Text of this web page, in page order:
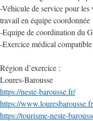
-Véhicule de service pour les
travail en équipe coordonnée
-Equipe de coordination du
-Exercice médical
Région d’exercice :
Loures-Barousse
https://neste-barousse.fr/
https://
https://tourisme-neste-